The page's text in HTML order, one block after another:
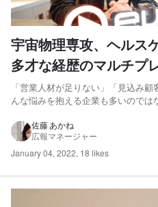
宇宙物理専攻、ヘルス
多才な経歴のマルチプ
正社員にエビリーを選
「営業人材が足りない」「見込み
んな悩みを抱える企業も多いので
す。 インサイドセールスとは、見込
く、メールや電話、WEB会議ツール
営...
佐藤 あかね
広報マネージャー
January 04, 2022, 18 likes